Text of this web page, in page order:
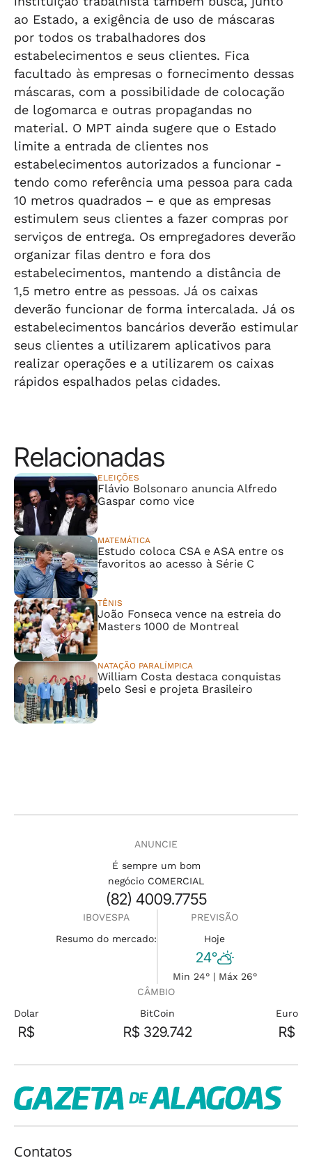
ao Estado, a exigência de uso de máscaras
por todos os trabalhadores dos
estabelecimentos e seus clientes. Fica
facultado às empresas o fornecimento dessas
máscaras, com a possibilidade de colocação
de logomarca e outras propagandas no
material. O MPT ainda sugere que o Estado
limite a entrada de clientes nos
estabelecimentos autorizados a funcionar -
tendo como referência uma pessoa para cada
10 metros quadrados – e que as empresas
estimulem seus clientes a fazer compras por
serviços de entrega. Os empregadores deverão
organizar filas dentro e fora dos
estabelecimentos, mantendo a distância de
1,5 metro entre as pessoas. Já os caixas
deverão funcionar de forma intercalada. Já os
estabelecimentos bancários deverão estimular
seus clientes a utilizarem aplicativos para
realizar operações e a utilizarem os caixas
rápidos espalhados pelas cidades.
Relacionadas
ELEIÇÕES
Flávio Bolsonaro anuncia Alfredo
Gaspar como vice
MATEMÁTICA
Estudo coloca CSA e ASA entre os
favoritos ao acesso à Série C
TÊNIS
João Fonseca vence na estreia do
Masters 1000 de Montreal
NATAÇÃO PARALÍMPICA
William Costa destaca conquistas
pelo Sesi e projeta Brasileiro
ANUNCIE
É sempre um bom
negócio COMERCIAL
(82) 4009.7755
IBOVESPA
Resumo do mercado:
PREVISÃO
Hoje
24°
Min 24° | Máx 26°
CÂMBIO
Dolar
R$
BitCoin
R$ 329.742
Euro
R$
Contatos